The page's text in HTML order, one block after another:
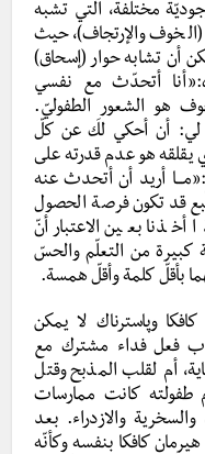
مختلفة، التي تشبه
والإرتجاف)، حيث
أن تشابه حوار (إسحاق)
أتحدّث مع نفسي
هو الشعور الطفوليّ.
لي: أن أحكي لكَ عن كلّ
هو عدم قدرته على
أريد أن أتحدث عنه
قد تكون فرصة الحصول
أخذنا بعين الاعتبار أنّ
كبيرة من التعلّم والحسّ
بأقلّ كلمة وأقلّ همسة.
وپاسترناك لا يمكن
فعل فداء مشترك مع
أم لقلب المذبح وقتل
طفولته كانت ممارسات
والازدراء. بعد
كافكا بنفسه وكأنّه